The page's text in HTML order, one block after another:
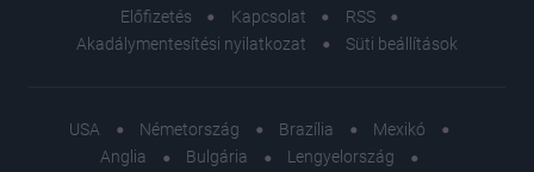
Előfizetés
Kapcsolat
RSS
Akadálymentesítési nyilatkozat
Süti beállítások
USA Németország Brazília
Mexikó
Anglia
Bulgária
Lengyelország